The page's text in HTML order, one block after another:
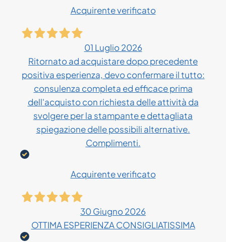
Acquirente verificato
01 Luglio 2026
Ritornato ad acquistare dopo precedente
positiva esperienza, devo confermare il tutto:
consulenza completa ed efficace prima
dell'acquisto con richiesta delle attività da
svolgere per la stampante e dettagliata
spiegazione delle possibili alternative.
Complimenti.
Acquirente verificato
30 Giugno 2026
OTTIMA ESPERIENZA CONSIGLIATISSIMA